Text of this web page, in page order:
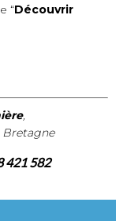
“Découvrir
,
Bretagne
421 582